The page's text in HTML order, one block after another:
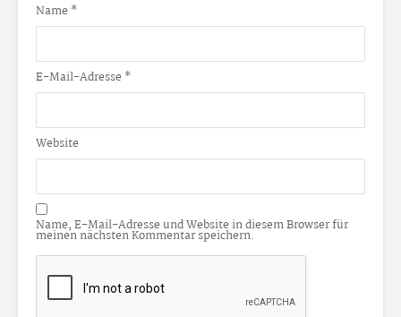
Name *
E-Mail-Adresse *
Website
Name, E-Mail-Adresse und Website in diesem Browser für
meinen nächsten Kommentar speichern.